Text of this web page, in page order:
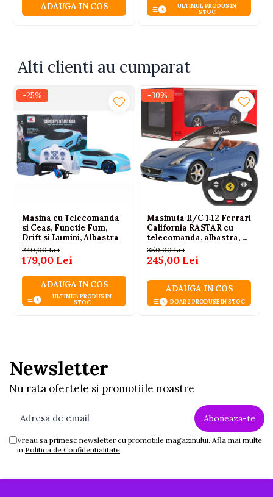
distractie.ADAUGA IN COS
ULTIMUL PRODUS IN
STOC
Alti clienti au cumparat
-25%
Masina cu Telecomanda
si Ceas, Functie Fum,
Drift si Lumini, Albastra
240,00 Lei
179,00 Lei
ADAUGA IN COS
ULTIMUL PRODUS IN
STOC
-30%
Masinuta R/C 1:12 Ferrari
California RASTAR cu
telecomanda, albastra, 6
ani+
350,00 Lei
245,00 Lei
ADAUGA IN COS
DOAR 2 PRODUSE IN STOC
Newsletter
Nu rata ofertele si promotiile noastre
Vreau sa primesc newsletter cu promotiile magazinului. Afla mai multe
in Politica de Confidentialitate